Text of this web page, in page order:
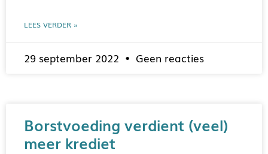
LEES VERDER »
29 september 2022 Geen reacties
Borstvoeding verdient (veel)
meer krediet